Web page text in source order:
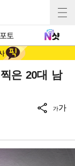
포토
은 20대 남
가가